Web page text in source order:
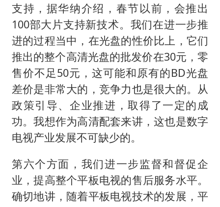
支持，据华纳介绍，春节以前，会推出
100部大片支持新技术。我们在进一步推
进的过程当中，在光盘的性价比上，它们
推出的整个高清光盘的批发价在30元，零
售价不足50元，这可能和原有的BD光盘
差价是非常大的，竞争力也是很大的。从
政策引导、企业推进，取得了一定的成
功。我想作为高清配套来讲，这也是数字
电视产业发展不可缺少的。
第六个方面，我们进一步监督和督促企
业，提高整个平板电视的售后服务水平。
确切地讲，随着平板电视技术的发展，平